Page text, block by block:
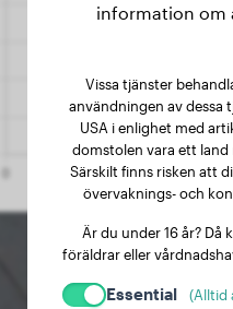
information om
Vissa tjänster
användningen av dessa
USA i enlighet med
domstolen vara ett land
Särskilt finns risken att
övervaknings- och
Är du under 16 år? Då
föräldrar eller
Essential (Alltid